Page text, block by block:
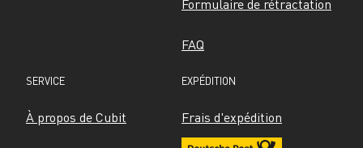
Formulaire de rétractation
FAQ
SERVICE
À propos de Cubit
EXPÉDITION
Frais d'expédition